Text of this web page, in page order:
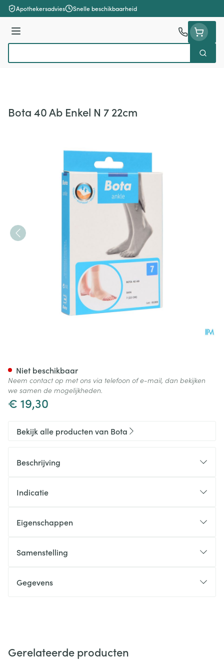
Ga naar de inhoud
Apothekersadvies Snelle beschikbaarheid
Menu
Zoek
Bota 40 Ab Enkel N 7 22cm
€ 19,30
Niet beschikbaar
Neem contact op met ons via telefoon of e-mail, dan bekijken
we samen de mogelijkheden.
Bekijk alle producten van Bota
Beschrijving
Indicatie
Eigenschappen
Samenstelling
Gegevens
Gerelateerde producten